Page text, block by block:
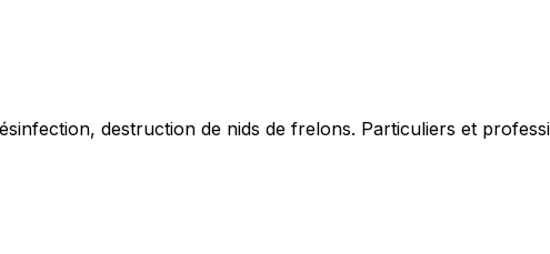
destruction de nids de frelons. Particuliers et